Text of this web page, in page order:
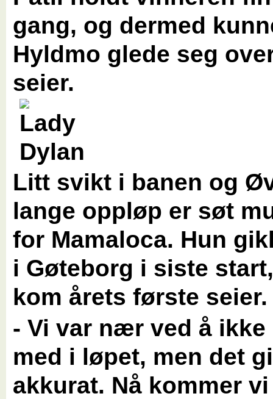
gang, og dermed
Hyldmo glede seg
seier.
Litt svikt i banen og
lange oppløp er søt
for Mamaloca. Hun
i Gøteborg i siste
kom årets første seier.
- Vi var nær ved å ikke
med i løpet, men det
akkurat. Nå kommer